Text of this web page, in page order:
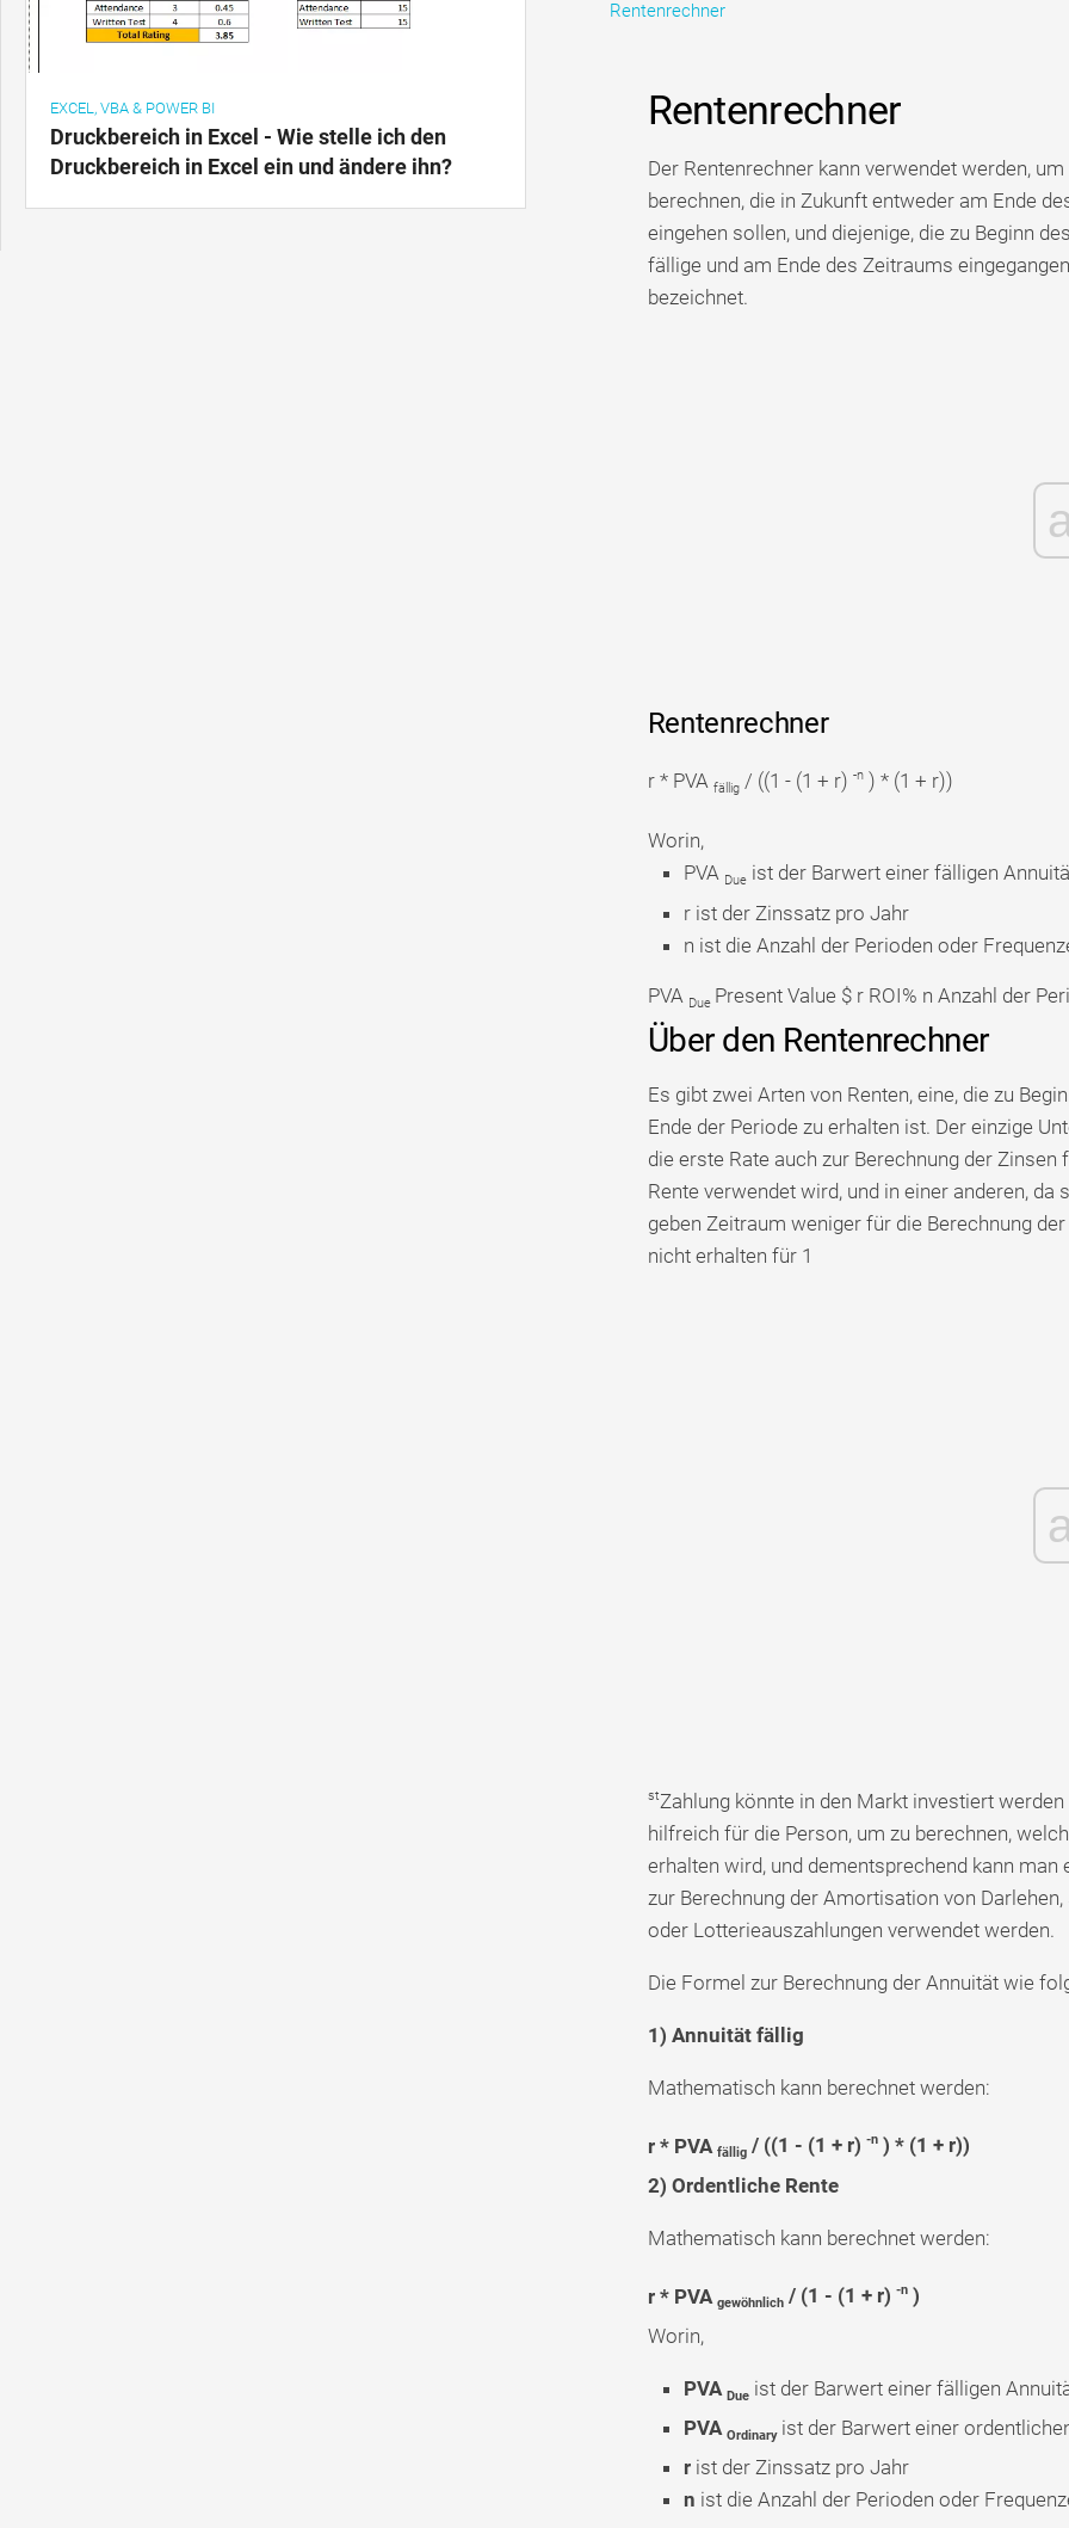
Rentenrechner
Rentenrechner
Der Rentenrechner kann verwendet werden,
berechnen, die in Zukunft entweder am Ende
eingehen sollen, und diejenige, die zu Beginn
fällige und am Ende des Zeitraums
bezeichnet.
Rentenrechner
r * PVA fällig/ ((1 - (1 + r) -n) * (1 + r))
Worin,
PVA Due ist der Barwert einer fälligen
r ist der Zinssatz pro Jahr
n ist die Anzahl der Perioden oder
PVA Due Present Value $ r ROI% n Anzahl der
Über den Rentenrechner
Es gibt zwei Arten von Renten, eine, die zu
Ende der Periode zu erhalten ist. Der einzige
die erste Rate auch zur Berechnung der
Rente verwendet wird, und in einer anderen,
geben Zeitraum weniger für die Berechnung
nicht erhalten für 1
stZahlung könnte in den Markt investiert
hilfreich für die Person, um zu berechnen,
erhalten wird, und dementsprechend kann
zur Berechnung der Amortisation von
oder Lotterieauszahlungen verwendet werden.
Die Formel zur Berechnung der Annuität wie
1) Annuität fällig
Mathematisch kann berechnet werden:
r * PVA fällig/ ((1 - (1 + r) -n) * (1 + r))
2) Ordentliche Rente
Mathematisch kann berechnet werden:
r * PVA gewöhnlich/ (1 - (1 + r) -n)
Worin,
PVA Due ist der Barwert einer fälligen
PVA Ordinary ist der Barwert einer
rist der Zinssatz pro Jahr
n ist die Anzahl der Perioden oder
EXCEL, VBA & POWER BI
Druckbereich in Excel - Wie stelle ich den
Druckbereich in Excel ein und ändere ihn?